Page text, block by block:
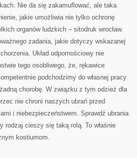
Nie da się zakamuflować, ale taka
jakie umożliwia nie tylko ochronę
organów ludzkich – sitodruk wrocław.
zadania, jakie dotyczy wskazanej
Układ odpornościowy nie
tego osobliwego, że, rękawice
podchodzimy do własnej pracy
chorobę. W związku z tym odzież dla
nie chroni naszych ubrań przed
i niebezpieczeństwem. Sprawdź ubrania
rodzaj cieszy się taką rolą. To właśnie
kostiumom.